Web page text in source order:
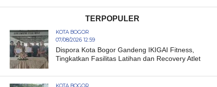
TERPOPULER
KOTA BOGOR
07/08/2026 12:59
Dispora Kota Bogor Gandeng IKIGAI Fitness,
Tingkatkan Fasilitas Latihan dan Recovery Atlet
KOTA BOGOR